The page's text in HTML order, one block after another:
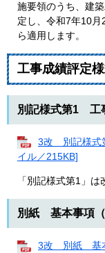
施要領のうち、建
定し、令和7年10
ら適用します。
工事成績評定様
別記様式第1 工
3改 別記様式
イル／215KB]
「別記様式第1」は
別紙 基本事項（
3改 別紙 基本